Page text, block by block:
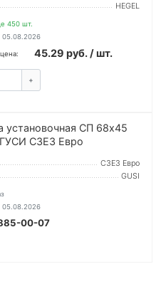
HEGEL
450 шт.
05.08.2026
45.29 руб. / шт.
+
установочная СП 68х45
С3Е3 Евро
С3Е3 Евро
GUSI
05.08.2026
00-07